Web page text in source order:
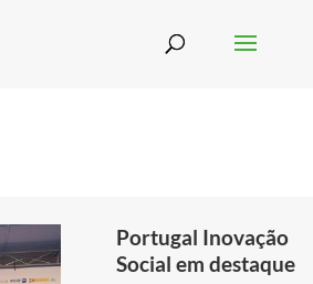
Portugal Inovação
Social em destaque